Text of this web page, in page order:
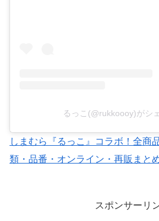
るっこ(@rukkoooy)がシ
しまむら『るっこ』コラボ！全商
類・品番・オンライン・再販まと
スポンサーリ